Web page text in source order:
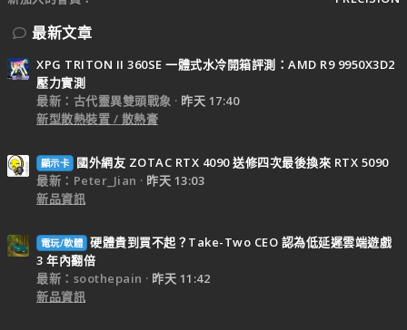
最新文章
XPG TRITON II 360SE 一體式水冷開箱評測：AMD R9 9950X3D2
壓力實測
最新：古代靈異雙頭戰象
昨天 17:40
新型散熱裝置 / 散熱膏
顯示卡
國外網友 ZOTAC RTX 4090 送修四次最後換來 RTX 5090
最新：Peter_Jian
昨天 13:03
新品資訊
電玩/軟體 硬體貴到買不起？Take-Two CEO 認為低延遲雲端遊戲
3 年內翻倍
最新：soothepain
昨天 11:42
新品資訊